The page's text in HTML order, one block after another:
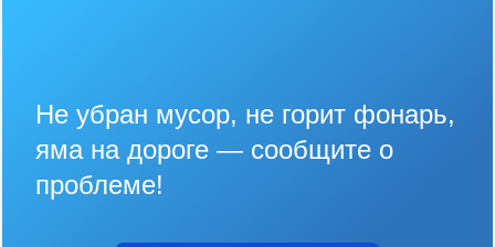
Не убран мусор, не горит фонарь,
яма на дороге — сообщите о
проблеме!